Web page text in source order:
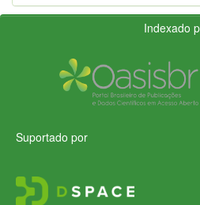
Indexado
Suportado por